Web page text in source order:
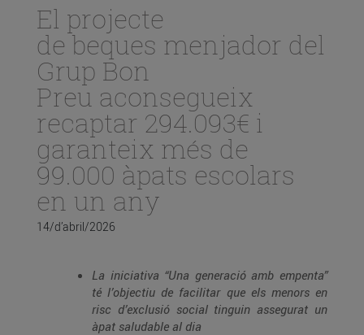
El projecte
de beques menjador del
Grup Bon
Preu aconsegueix
recaptar 294.093€ i
garanteix més de
99.000 àpats escolars
en un any
14/d’abril/2026
La iniciativa “Una generació amb empenta”
té l’objectiu de facilitar que els menors en
risc d’exclusió social tinguin assegurat un
àpat saludable al dia